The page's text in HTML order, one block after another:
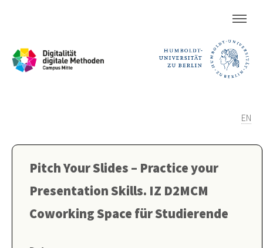
EN
Pitch Your Slides – Practice your
Presentation Skills. IZ D2MCM
Coworking Space für Studierende